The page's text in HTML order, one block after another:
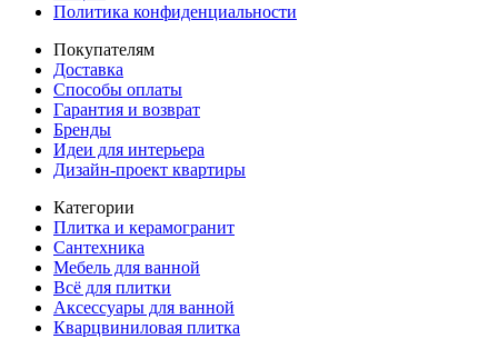
Политика конфиденциальности
Покупателям
Доставка
Способы оплаты
Гарантия и возврат
Бренды
Идеи для интерьера
Дизайн-проект квартиры
Категории
Плитка и керамогранит
Сантехника
Мебель для ванной
Всё для плитки
Аксессуары для ванной
Кварцвиниловая плитка